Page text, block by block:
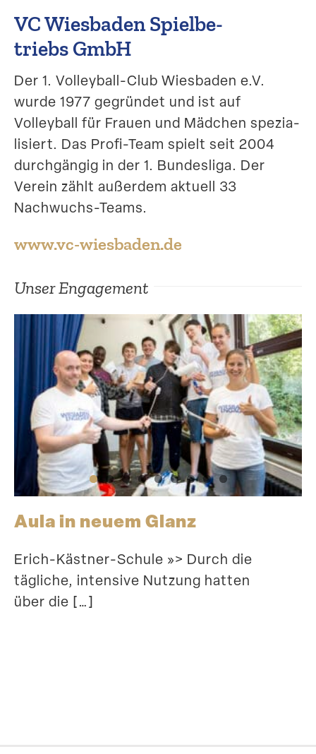
Suche
VC Wiesbaden Spiel­be­
triebs GmbH
Der 1. Volleyball-Club Wiesbaden e.V.
wurde 1977 gegründet und ist auf
Volleyball für Frauen und Mädchen spezia­
li­siert. Das Profi-Team spielt seit 2004
durch­gängig in der 1. Bundesliga. Der
Verein zählt außerdem aktuell 33
Nachwuchs-Teams.
www​.vc​-wiesbaden​.de
Unser Engagement
Aula in neuem Glanz
Erich-Kästner-Schule »> Durch die
tägliche, intensive Nutzung hatten
über die […]